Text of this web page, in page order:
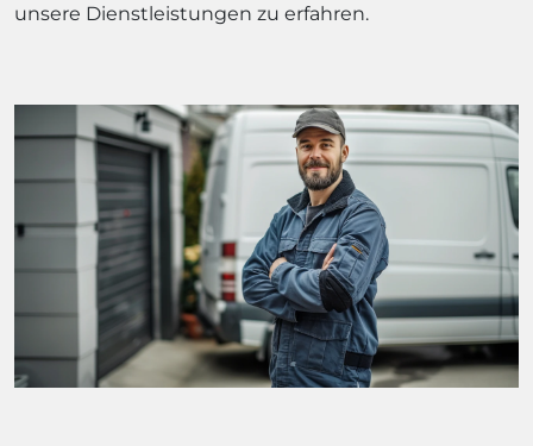
unsere Dienstleistungen zu erfahren.